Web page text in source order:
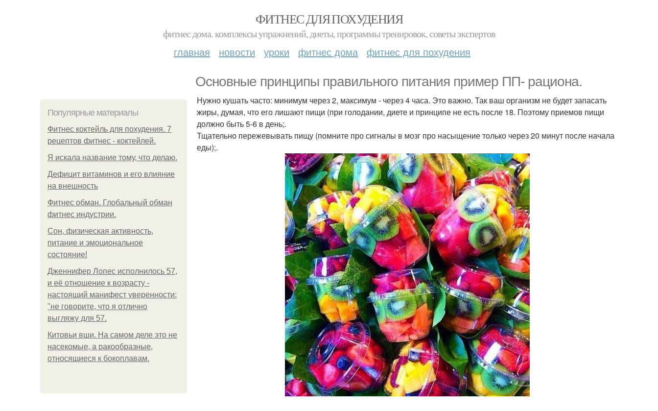
ФИТНЕС ДЛЯ ПОХУДЕНИЯ
фитнес дома. комплексы упражнений, диеты, программы тренировок, советы экспертов
главная новости уроки фитнес дома фитнес для похудения
Основные принципы правильного питания пример ПП- рациона.
Популярные материалы
Фитнес коктейль для похудения. 7
рецептов фитнес - коктейлей.
Я искала название тому, что делаю.
Дефицит витаминов и его влияние
на внешность
Фитнес обман. Глобальный обман
фитнес индустрии.
Сон, физическая активность,
питание и эмоциональное
состояние!
Дженнифер Лопес исполнилось 57,
и её отношение к возрасту -
настоящий манифест уверенности:
"не говорите, что я отлично
выгляжу для 57.
Китовьи вши. На самом деле это не
насекомые, а ракообразные,
относящиеся к бокоплавам.
Нужно кушать часто: минимум через 2, максимум - через 4 часа. Это важно. Так ваш организм не будет запасать
жиры, думая, что его лишают пищи (при голодании, диете и принципе не есть после 18. Поэтому приемов пищи
должно быть 5-6 в день;.
Тщательно пережевывать пищу (помните про сигналы в мозг про насыщение только через 20 минут после начала
еды);.